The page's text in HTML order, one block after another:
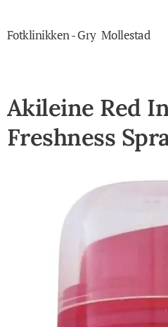
Fotklinikken - Gry
Akileine Red
Freshness